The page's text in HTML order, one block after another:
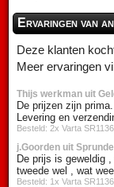
Ervaringen van
Deze klanten
Meer ervaringen
Thijs werkman uit
De prijzen zijn prima.
Levering en
Besteld: 2x Varta
j.Goorden uit
De prijs is geweldig
tweede wel , wat
Besteld: 1x Varta